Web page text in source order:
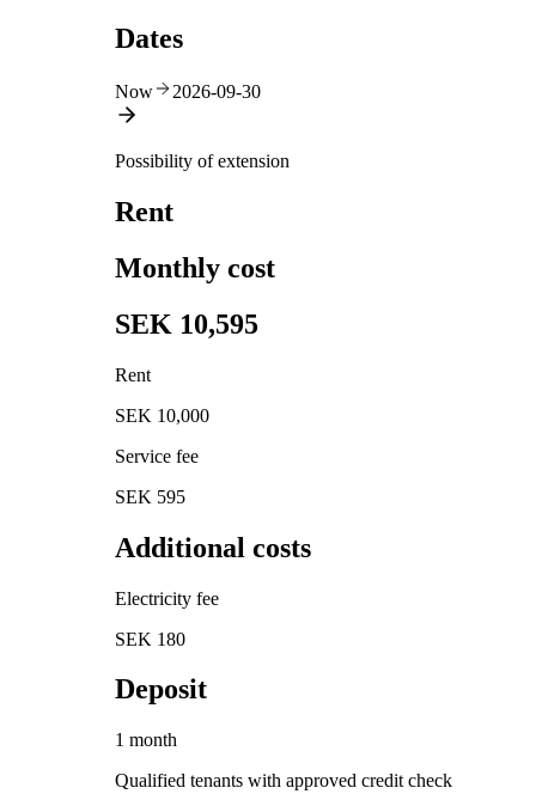
Dates
Now 2026-09-30
Possibility of extension
Rent
Monthly cost
SEK 10,595
Rent
SEK 10,000
Service fee
SEK 595
Additional costs
Electricity fee
SEK 180
Deposit
1 month
Qualified tenants with approved credit check